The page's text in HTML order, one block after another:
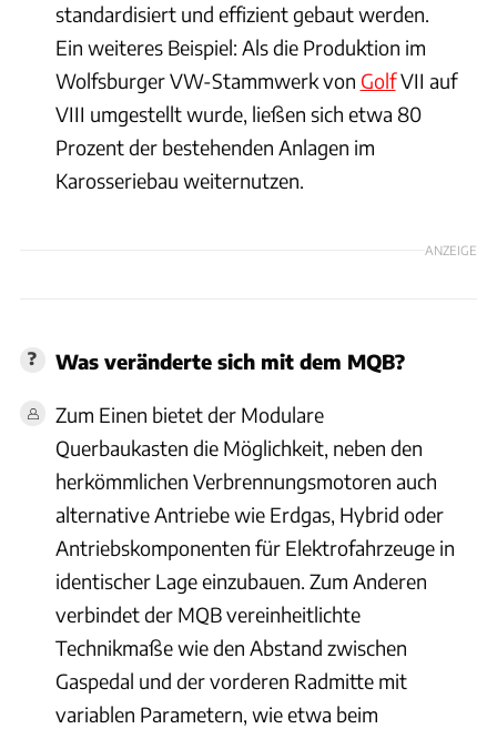
standardisiert und effizient gebaut werden.
Ein weiteres Beispiel: Als die Produktion im
Wolfsburger VW-Stammwerk von GolfVII auf
VIII umgestellt wurde, ließen sich etwa 80
Prozent der bestehenden Anlagen im
Karosseriebau weiternutzen.
ANZEIGE
Was veränderte sich mit dem MQB?
Zum Einen bietet der Modulare
Querbaukasten die Möglichkeit, neben den
herkömmlichen Verbrennungsmotoren auch
alternative Antriebe wie Erdgas, Hybrid oder
Antriebskomponenten für Elektrofahrzeuge in
identischer Lage einzubauen. Zum Anderen
verbindet der MQB vereinheitlichte
Technikmaße wie den Abstand zwischen
Gaspedal und der vorderen Radmitte mit
variablen Parametern, wie etwa beim